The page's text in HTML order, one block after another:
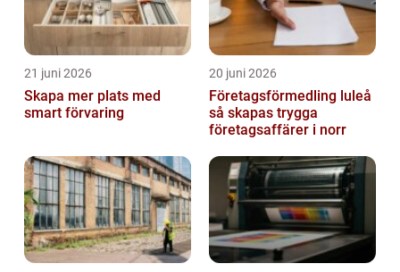
21 juni 2026
Skapa mer plats med
smart förvaring
20 juni 2026
Företagsförmedling luleå
så skapas trygga
företagsaffärer i norr